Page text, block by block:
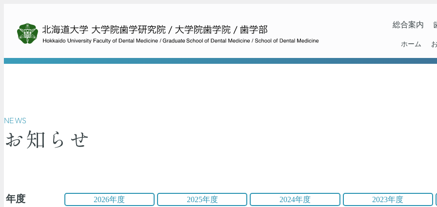
総合案内
ホーム
NEWS
お知らせ
年度 2026年度 2025年度 2024年度 2023年度